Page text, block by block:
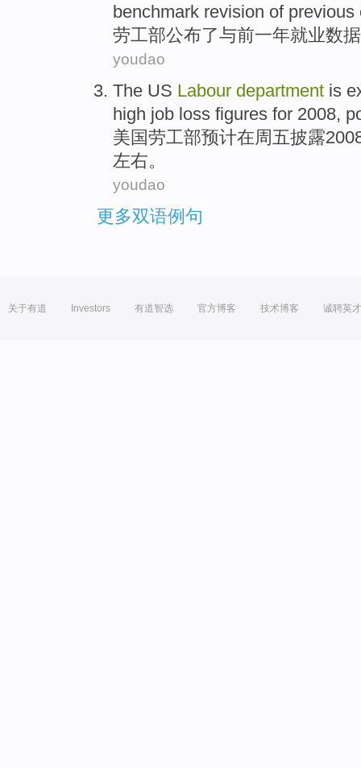
benchmark revision of previous
劳工部公布了与前一年就业数据
youdao
The US Labour department is
high job loss figures for 2008,
美国劳工部预计在周五披露
左右。
youdao
更多双语例句
关于有道 Investors 有道智选 官方博客 技术博客 诚聘英才